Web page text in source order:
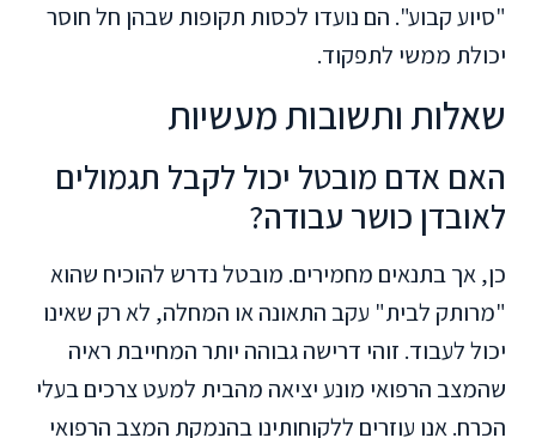
"סיוע קבוע". הם נועדו לכסות תקופות שבהן חל חוסר
יכולת ממשי לתפקוד.
שאלות ותשובות מעשיות
האם אדם מובטל יכול לקבל תגמולים
לאובדן כושר עבודה?
כן, אך בתנאים מחמירים. מובטל נדרש להוכיח שהוא
"מרותק לבית" עקב התאונה או המחלה, לא רק שאינו
יכול לעבוד. זוהי דרישה גבוהה יותר המחייבת ראיה
שהמצב הרפואי מונע יציאה מהבית למעט צרכים בעלי
הכרח. אנו עוזרים ללקוחותינו בהנמקת המצב הרפואי